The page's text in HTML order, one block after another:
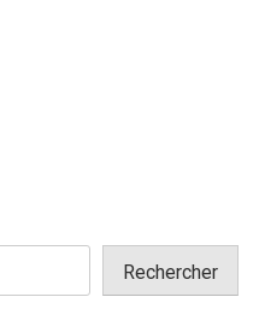
Rechercher